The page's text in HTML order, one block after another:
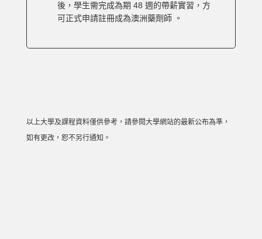
後，學生需完成為期 48 週的帶薪實習，方
可正式申請註冊成為澳洲藥劑師 。
以上大學及課程資料僅供參考，請參閱大學網站的最新公布為準，
如有更改，恕不另行通知。